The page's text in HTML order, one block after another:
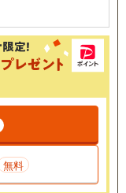
無料